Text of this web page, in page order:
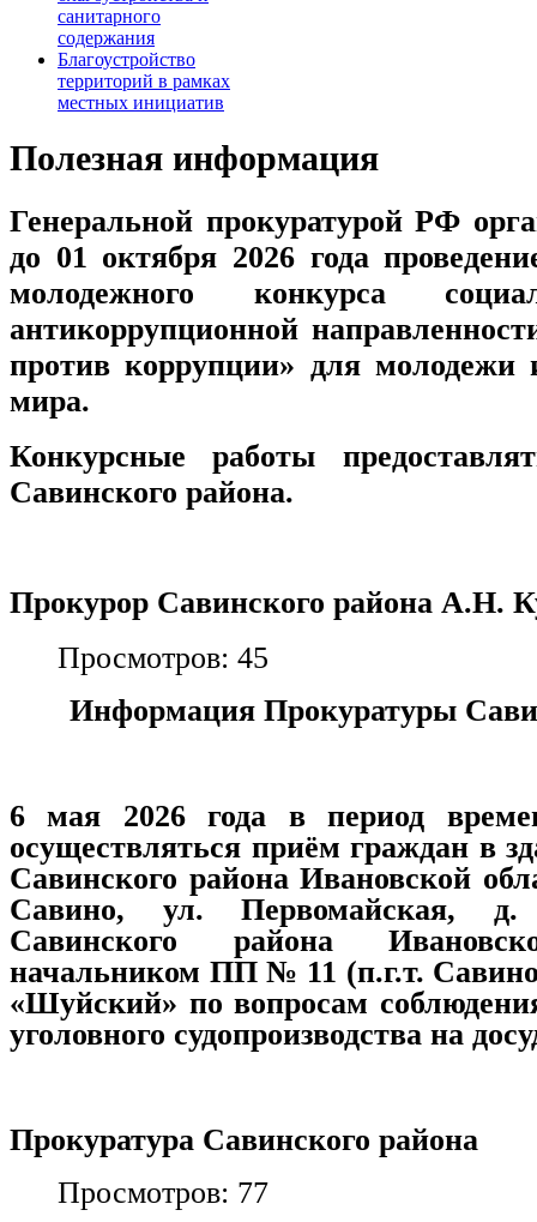
санитарного
содержания
Благоустройство
территорий в рамках
местных инициатив
Полезная информация
Генеральной прокуратурой РФ
до 01 октября 2026 года
молодежного конкурса
антикоррупционной
против коррупции» для молодежи
мира.
Конкурсные работы
Савинского района.
Прокурор Савинского района А.Н.
Просмотров: 45
Информация Прокуратуры
6 мая 2026 года в период
осуществляться приём граждан в
Савинского района Ивановской
Савино, ул. Первомайская,
Савинского района
начальником ПП № 11 (п.г.т.
«Шуйский» по вопросам
уголовного судопроизводства на
Прокуратура Савинского района
Просмотров: 77